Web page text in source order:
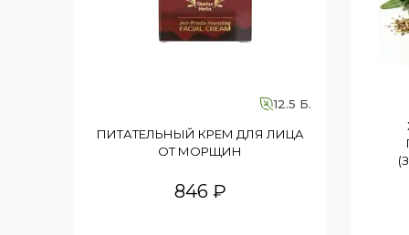
12.5 Б.
ПИТАТЕЛЬНЫЙ КРЕМ ДЛЯ ЛИЦА
ОТ МОРЩИН
846 ₽